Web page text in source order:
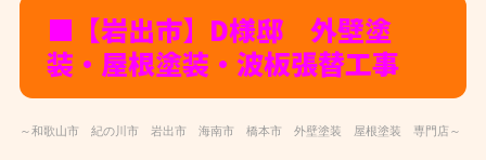
■【岩出市】D様邸 外壁塗
装・屋根塗装・波板張替工事
～和歌山市 紀の川市 岩出市 海南市 橋本市 外壁塗装 屋根塗装 専門店～